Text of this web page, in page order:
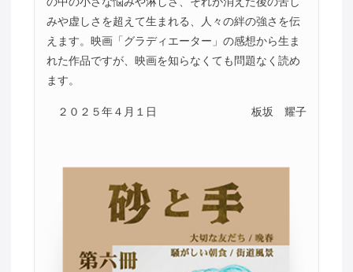
みや虚しさを超えて生まれる、人々の絆の強さを伝
えます。映画「グラディエーター」の感想から生ま
れた作品ですが、映画を知らなくても問題なく読め
ます。
２０２５年４月１日 板坂 耀子